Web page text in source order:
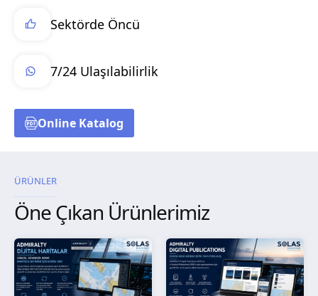
Sektörde Öncü
7/24 Ulaşılabilirlik
Online Katalog
ÜRÜNLER
Öne Çıkan Ürünlerimiz